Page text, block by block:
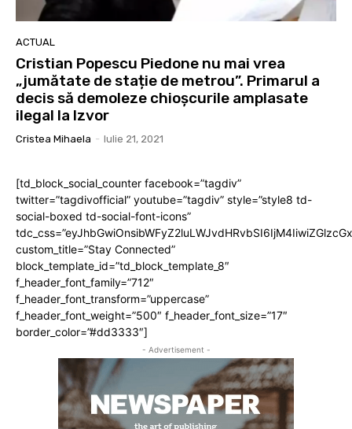
ACTUAL
Cristian Popescu Piedone nu mai vrea
„jumătate de stație de metrou”. Primarul a
decis să demoleze chioșcurile amplasate
ilegal la Izvor
Cristea Mihaela - Iulie 21, 2021
[td_block_social_counter facebook=”tagdiv”
twitter=”tagdivofficial” youtube=”tagdiv” style=”style8 td-
social-boxed td-social-font-icons”
custom_title=”Stay Connected”
block_template_id=”td_block_template_8″
f_header_font_family=”712″
f_header_font_transform=”uppercase”
f_header_font_weight=”500″ f_header_font_size=”17″
border_color=”#dd3333″]
- Advertisement -